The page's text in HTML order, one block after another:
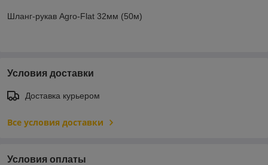
Шланг-рукав Agro-Flat 32мм (50м)
Условия доставки
Доставка курьером
Все условия доставки
Условия оплаты